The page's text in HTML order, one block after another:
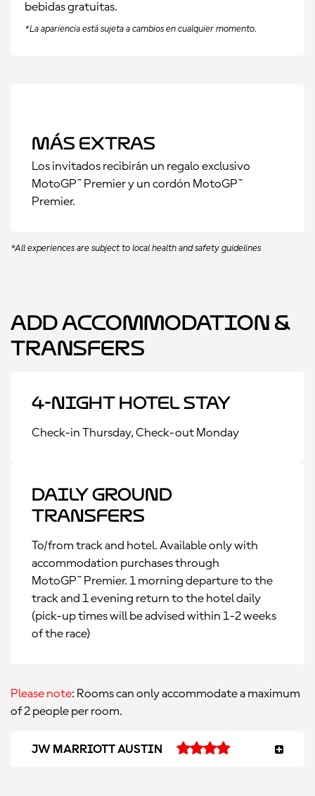
bebidas gratuitas.
*La apariencia está sujeta a cambios en cualquier momento.
Más Extras
Los invitados recibirán un regalo exclusivo
MotoGP™ Premier y un cordón MotoGP™
Premier.
*All experiences are subject to local health and safety guidelines
Add Accommodation &
Transfers
4-Night Hotel Stay
Check-in Thursday, Check-out Monday
Daily Ground
Transfers
To/from track and hotel. Available only with
accommodation purchases through
MotoGP™ Premier. 1 morning departure to the
track and 1 evening return to the hotel daily
(pick-up times will be advised within 1-2 weeks
of the race)
Please note: Rooms can only accommodate a maximum
of 2 people per room.
JW MARRIOTT AUSTIN